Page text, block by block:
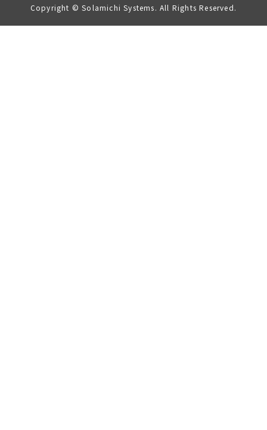
Copyright © Solamichi Systems. All Rights Reserved.